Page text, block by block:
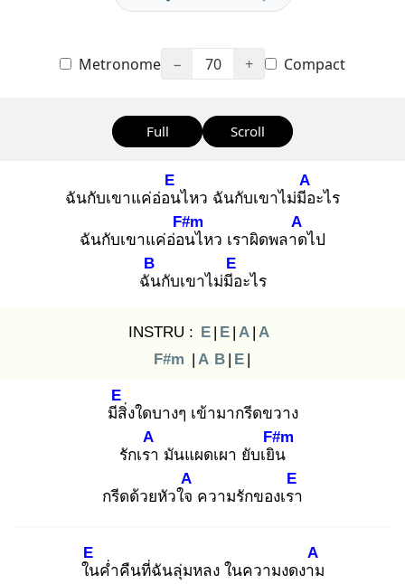
Metronome − 70 + Compact
Full Scroll
ฉันกับเขาแค่อ่อน
E
ไหว ฉันกับเขาไม่มีอ
A
ะไร
ฉันกับเขาแค่อ่อน
F#m
ไหว เราผิดพลาด
A
ไป
ฉัน
B
กับเขาไม่มีอ
E
ะไร
INSTRU : E | E | A | A
F#m | A B | E |
มีสิ่
E
งใดบางๆ เข้ามากรีดขวาง
รักเรา
A
มันแผดเผา ยับเยิน
F#m
กรีดด้วยหัวใจ
A
ความรักของเรา
E
ใน
E
ค่ำคืนที่ฉันลุ่มหลง ในความงดงาม
A